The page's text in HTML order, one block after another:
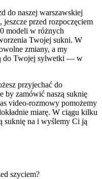
do naszej warszawskiej
przed rozpoczęciem
modeli w różnych
Twojej sukni. W
zmiany, a my
do Twojej sylwetki — w
przyjechać do
by zamówić naszą suknię
video-rozmowy pomożemy
miarę. W ciągu kilku
suknię na i wyślemy Ci ją
szyciem?